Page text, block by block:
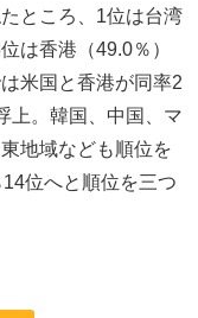
ところ、1位は台湾
は香港（49.0％）
米国と香港が同率2
上。韓国、中国、マ
地域なども順位を
位へと順位を三つ